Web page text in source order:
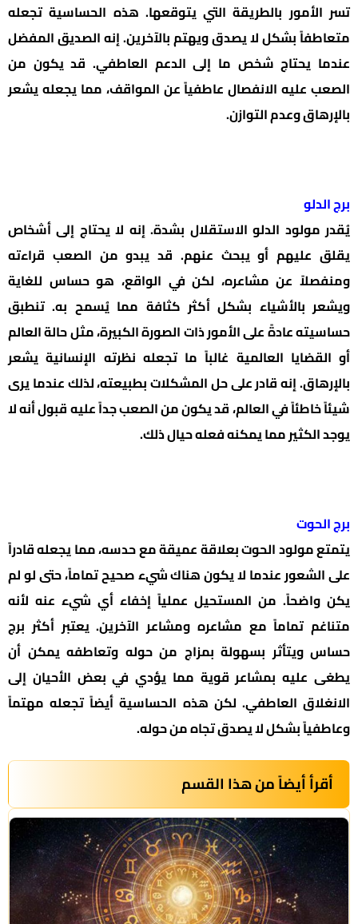
تسر الأمور بالطريقة التي يتوقعها. هذه الحساسية تجعله
متعاطفاً بشكل لا يصدق ويهتم بالآخرين. إنه الصديق المفضل
عندما يحتاج شخص ما إلى الدعم العاطفي. قد يكون من
الصعب عليه الانفصال عاطفياً عن المواقف، مما يجعله يشعر
بالإرهاق وعدم التوازن.
برج الدلو
يُقدر مولود الدلو الاستقلال بشدة. إنه لا يحتاج إلى أشخاص
يقلق عليهم أو يبحث عنهم. قد يبدو من الصعب قراءته
ومنفصلاً عن مشاعره، لكن في الواقع، هو حساس للغاية
ويشعر بالأشياء بشكل أكثر كثافة مما يُسمح به. تنطبق
حساسيته عادةً على الأمور ذات الصورة الكبيرة، مثل حالة العالم
أو القضايا العالمية غالباً ما تجعله نظرته الإنسانية يشعر
بالإرهاق. إنه قادر على حل المشكلات بطبيعته، لذلك عندما يرى
شيئاً خاطئاً في العالم، قد يكون من الصعب جداً عليه قبول أنه لا
يوجد الكثير مما يمكنه فعله حيال ذلك.
برج الحوت
يتمتع مولود الحوت بعلاقة عميقة مع حدسه، مما يجعله قادراً
على الشعور عندما لا يكون هناك شيء صحيح تماماً، حتى لو لم
يكن واضحاً. من المستحيل عملياً إخفاء أي شيء عنه لأنه
متناغم تماماً مع مشاعره ومشاعر الآخرين. يعتبر أكثر برج
حساس ويتأثر بسهولة بمزاج من حوله وتعاطفه يمكن أن
يطغى عليه بمشاعر قوية مما يؤدي في بعض الأحيان إلى
الانغلاق العاطفي. لكن هذه الحساسية أيضاً تجعله مهتماً
وعاطفياً بشكل لا يصدق تجاه من حوله.
أقرأ أيضاً من هذا القسم